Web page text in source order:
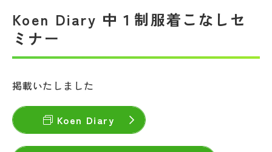
私学探検隊
説明会・イベント情報
よみもの
Koen Diary 中１制服着こなしセ
ミナー
掲載いたしました
Koen Diary